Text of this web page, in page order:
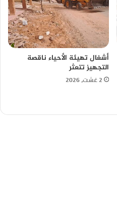
أشغال تهيئة الأحياء ناقصة
التجهيز تتعثر
2 غشت، 2026